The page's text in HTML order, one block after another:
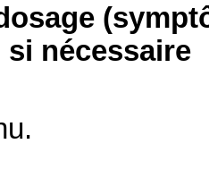
nécessaire